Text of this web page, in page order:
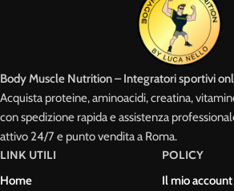
Body Muscle Nutrition – Integratori sportivi
Acquista proteine, aminoacidi, creatina,
con spedizione rapida e assistenza
attivo 24/7 e punto vendita a Roma.
LINK UTILI
Home
POLICY
Il mio account